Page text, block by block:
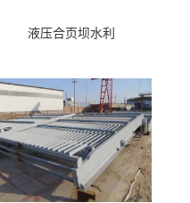
液压合页坝水利